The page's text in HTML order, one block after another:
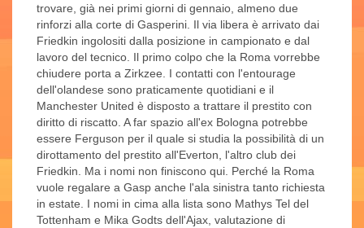
trovare, già nei primi giorni di gennaio, almeno due
rinforzi alla corte di Gasperini. Il via libera è arrivato dai
Friedkin ingolositi dalla posizione in campionato e dal
lavoro del tecnico. Il primo colpo che la Roma vorrebbe
chiudere porta a Zirkzee. I contatti con l'entourage
dell'olandese sono praticamente quotidiani e il
Manchester United è disposto a trattare il prestito con
diritto di riscatto. A far spazio all'ex Bologna potrebbe
essere Ferguson per il quale si studia la possibilità di un
dirottamento del prestito all'Everton, l'altro club dei
Friedkin. Ma i nomi non finiscono qui. Perché la Roma
vuole regalare a Gasp anche l'ala sinistra tanto richiesta
in estate. I nomi in cima alla lista sono Mathys Tel del
Tottenham e Mika Godts dell'Ajax, valutazione di